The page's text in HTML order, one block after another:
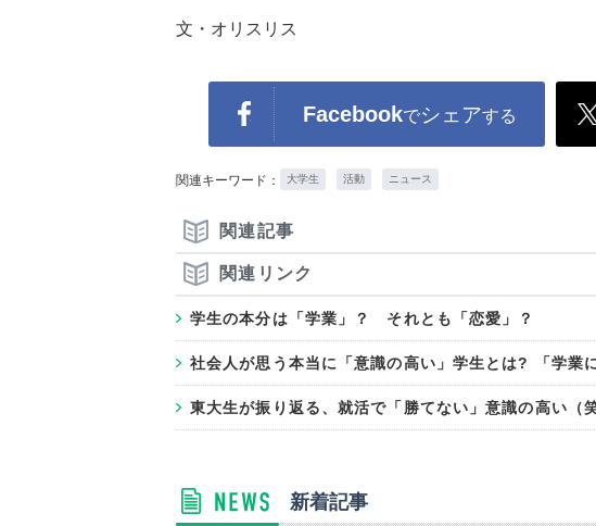
文・オリスリス
Facebookでシェアする
関連キーワード： 大学生 活動 ニュース
関連記事
関連リンク
学生の本分は「学業」？ それとも「恋愛」？
社会人が思う本当に「意識の高い」学生とは? 「学業
東大生が振り返る、就活で「勝てない」意識の高い（
新着記事